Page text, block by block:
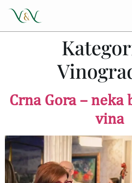
Crna Gora – neka
vina